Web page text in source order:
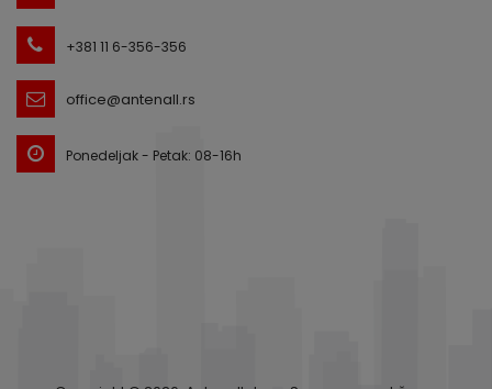
+381 11 6-356-356
office@antenall.rs
Ponedeljak - Petak: 08-16h